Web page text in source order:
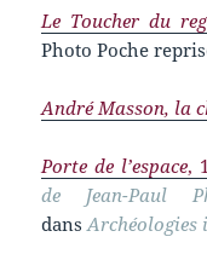
Le Toucher du
Photo Poche
André Masson, la
Porte de l’espace,
de Jean-Paul
dansArchéologies